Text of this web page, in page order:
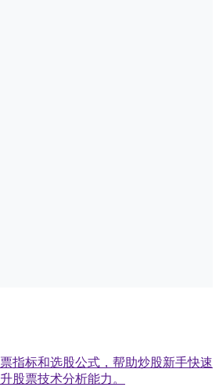
指标和选股公式，帮助炒股新手快速
股票技术分析能力。